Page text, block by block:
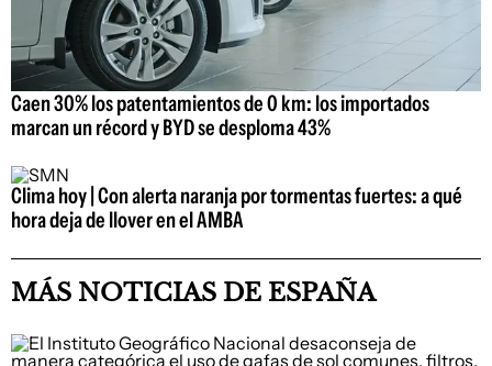
Caen 30% los patentamientos de 0 km: los importados
marcan un récord y BYD se desploma 43%
Clima hoy | Con alerta naranja por tormentas fuertes: a qué
hora deja de llover en el AMBA
MÁS NOTICIAS DE ESPAÑA